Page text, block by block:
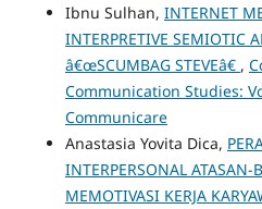
Ibnu Sulhan, INTERNET
INTERPRETIVE SEMIOTIC
â€œSCUMBAG STEVEâ€ ,
Communication Studies:
Communicare
Anastasia Yovita Dica,
INTERPERSONAL ATASAN-
MEMOTIVASI KERJA